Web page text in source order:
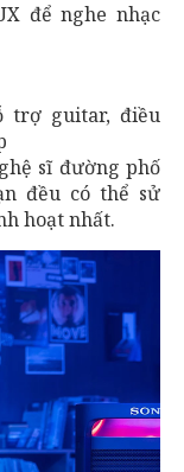
để nghe nhạc
trợ guitar, điều
sĩ đường phố
đều có thể sử
hoạt nhất.